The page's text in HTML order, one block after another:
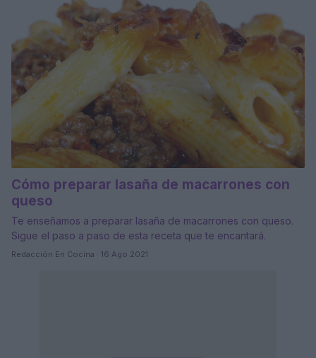
Cómo preparar lasaña de macarrones con
queso
Te enseñamos a preparar lasaña de macarrones con queso.
Sigue el paso a paso de esta receta que te encantará.
Redacción En Cocina · 16 Ago 2021